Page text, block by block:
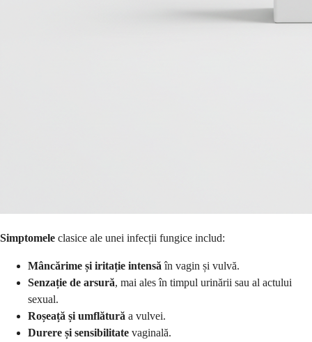
Simptomele clasice ale unei infecții fungice includ:
Mâncărime și iritație intensă în vagin și vulvă.
Senzație de arsură, mai ales în timpul urinării sau al actului
sexual.
Roșeață și umflătură a vulvei.
Durere și sensibilitate vaginală.